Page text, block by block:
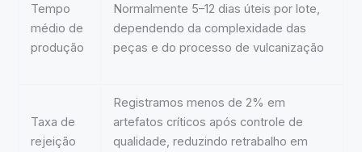
Tempo
médio de
produção
Normalmente 5–12 dias úteis por lote,
dependendo da complexidade das
peças e do processo de vulcanização
Taxa de
rejeição
Registramos menos de 2% em
artefatos críticos após controle de
qualidade, reduzindo retrabalho em